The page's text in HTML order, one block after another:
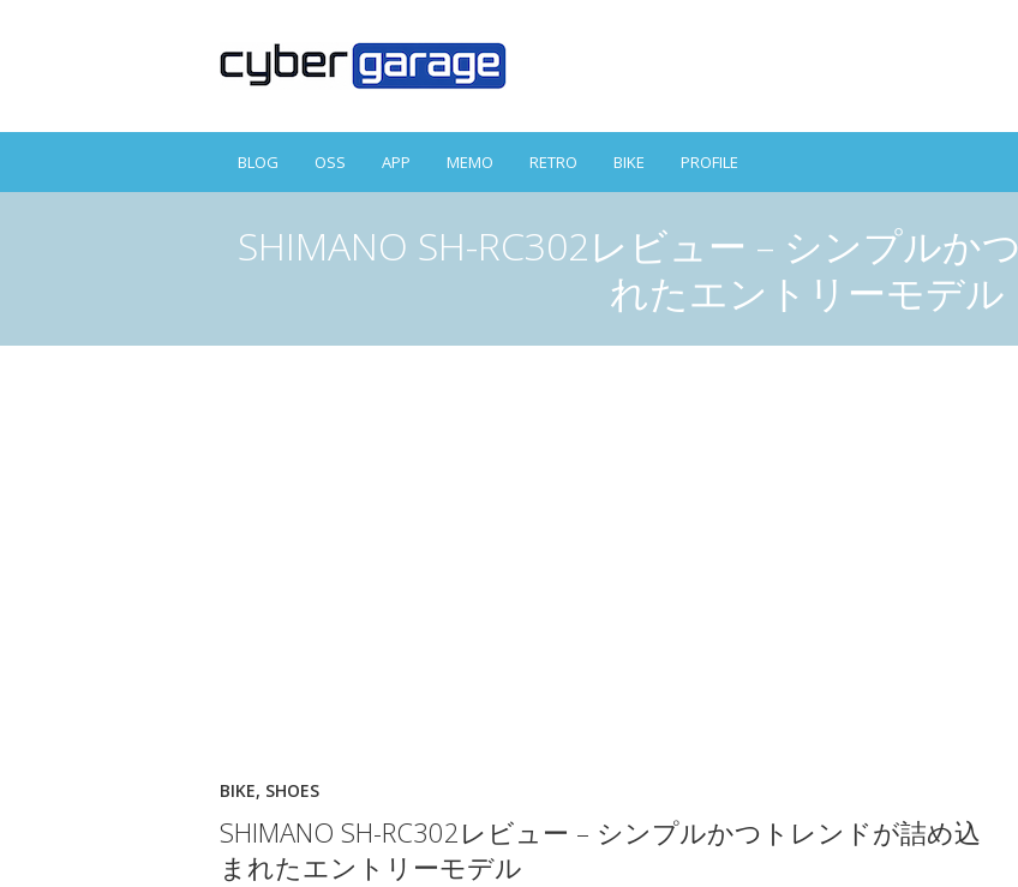
BLOG OSS APP MEMO RETRO BIKE PROFILE
SHIMANO SH-RC302レビュー – シンプルか
れたエントリーモデル
BIKE, SHOES
SHIMANO SH-RC302レビュー – シンプルかつトレンドが詰め込
まれたエントリーモデル